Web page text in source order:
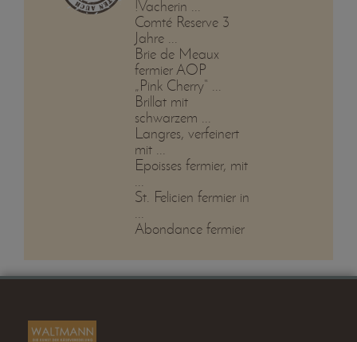
!Vacherin ...
Comté Reserve 3
Jahre ...
Brie de Meaux
fermier AOP
„Pink Cherry“ ...
Brillat mit
schwarzem ...
Langres, verfeinert
mit ...
Epoisses fermier, mit
...
St. Felicien fermier in
...
Abondance fermier